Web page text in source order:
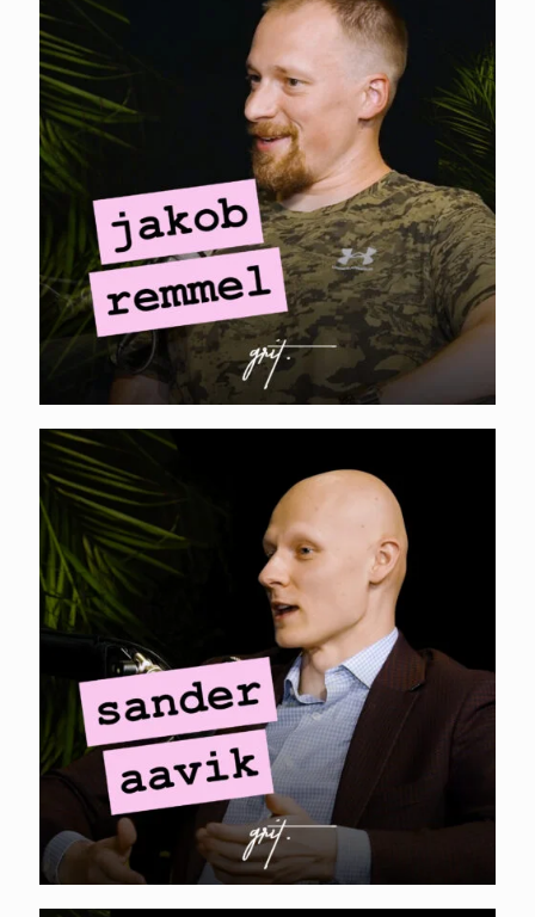
YUMUUV. Jakob
Remmel – Millal on
turundusjuhi
palkamine
õigustatud?
MINI-PODCAST I
Sander Aavik – 10x
ROI otsemüügiga